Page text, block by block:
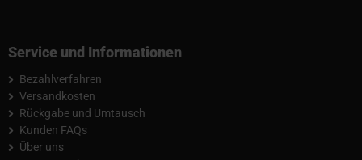
Service und Informationen
Bezahlverfahren
Versandkosten
Rückgabe und Umtausch
Kunden FAQs
Über uns